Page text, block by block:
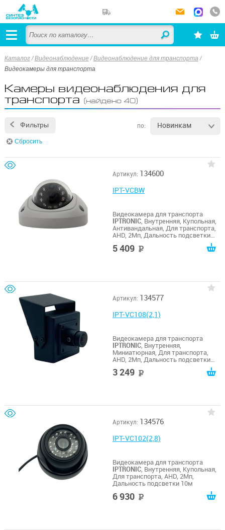
Каталог /Видеонаблюдение /Видеонаблюдение для транспорта /
Видеокамеры для транспорта
Камеры видеонаблюдения для
транспорта (найдено 40)
Фильтры по: Новинкам
Сбросить
Артикул: 134600
IPT-VCBW
Видеокамера для транспорта
IPTRONIC, Внутренняя, Купольная,
Антивандальная, Для транспорта,
AHD, 2Мп, Дальность подсветки
5 409
Артикул: 134577
IPT-VC108(2,1)
Видеокамера для транспорта
IPTRONIC, Внутренняя,
Миниатюрная, Для транспорта,
AHD, 2Мп, Дальность подсветки
3 249
Артикул: 134576
IPT-VC102(2,8)
Видеокамера для транспорта
IPTRONIC, Внутренняя, Купольная,
Для транспорта, AHD, 2Мп,
Дальность подсветки 10м
6 930